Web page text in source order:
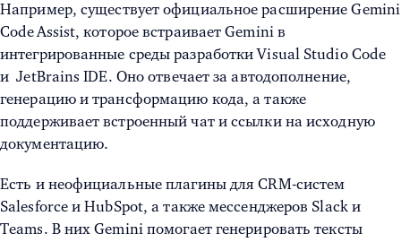
Например, существует официальное расширение Gemini
Code Assist, которое встраивает Gemini в
интегрированные среды разработки Visual Studio Code
и JetBrains IDE. Оно отвечает за автодополнение,
генерацию и трансформацию кода, а также
поддерживает встроенный чат и ссылки на исходную
документацию.
Есть и неофициальные плагины для CRM-систем
Salesforce и HubSpot, а также мессенджеров Slack и
Teams. В них Gemini помогает генерировать тексты